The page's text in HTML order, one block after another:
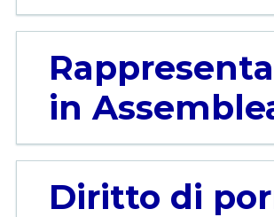
in
Diritto di